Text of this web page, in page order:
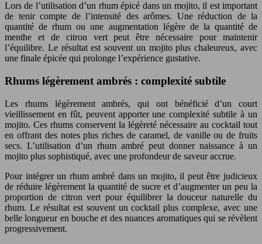
Lors de l’utilisation d’un rhum épicé dans un mojito, il est important
de tenir compte de l’intensité des arômes. Une réduction de la
quantité de rhum ou une augmentation légère de la quantité de
menthe et de citron vert peut être nécessaire pour maintenir
l’équilibre. Le résultat est souvent un mojito plus chaleureux, avec
une finale épicée qui prolonge l’expérience gustative.
Rhums légèrement ambrés : complexité subtile
Les rhums légèrement ambrés, qui ont bénéficié d’un court
vieillissement en fût, peuvent apporter une complexité subtile à un
mojito. Ces rhums conservent la légèreté nécessaire au cocktail tout
en offrant des notes plus riches de caramel, de vanille ou de fruits
secs. L’utilisation d’un rhum ambré peut donner naissance à un
mojito plus sophistiqué, avec une profondeur de saveur accrue.
Pour intégrer un rhum ambré dans un mojito, il peut être judicieux
de réduire légèrement la quantité de sucre et d’augmenter un peu la
proportion de citron vert pour équilibrer la douceur naturelle du
rhum. Le résultat est souvent un cocktail plus complexe, avec une
belle longueur en bouche et des nuances aromatiques qui se révèlent
progressivement.